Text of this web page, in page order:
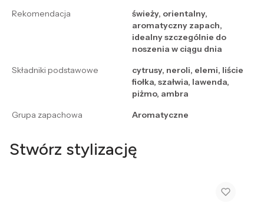
Rekomendacja
świeży, orientalny,
aromatyczny zapach,
idealny szczególnie do
noszenia w ciągu dnia
Składniki podstawowe
cytrusy, neroli, elemi, liście
fiołka, szałwia, lawenda,
piżmo, ambra
Grupa zapachowa
Aromatyczne
Stwórz stylizację